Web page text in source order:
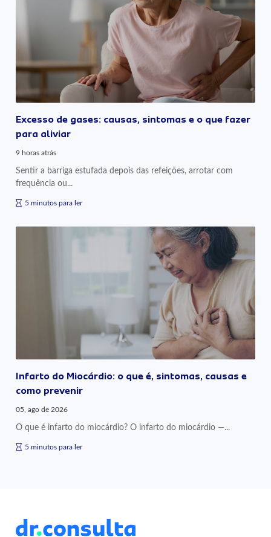
Excesso de gases: causas, sintomas e o que fazer
para aliviar
9 horas atrás
Sentir a barriga estufada depois das refeições, arrotar com
frequência ou...
5 minutos para ler
Infarto do Miocárdio: o que é, sintomas, causas e
como prevenir
05, ago de 2026
O que é infarto do miocárdio? O infarto do miocárdio —...
5 minutos para ler